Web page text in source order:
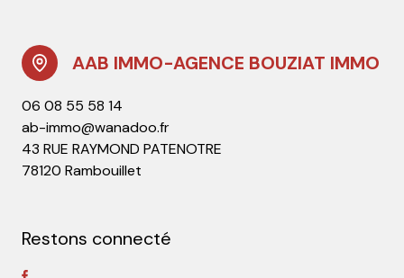
AAB IMMO-AGENCE BOUZIAT IMMO
06 08 55 58 14
ab-immo@wanadoo.fr
43 RUE RAYMOND PATENOTRE
78120 Rambouillet
Restons connecté